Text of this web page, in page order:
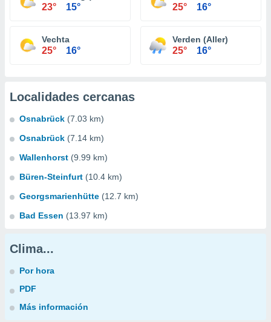
23° 15° 25° 16°
Vechta
25° 16°
Verden (Aller)
25° 16°
Localidades cercanas
Osnabrück (7.03 km)
Osnabrück (7.14 km)
Wallenhorst (9.99 km)
Büren-Steinfurt (10.4 km)
Georgsmarienhütte (12.7 km)
Bad Essen (13.97 km)
Clima...
Por hora
PDF
Más información